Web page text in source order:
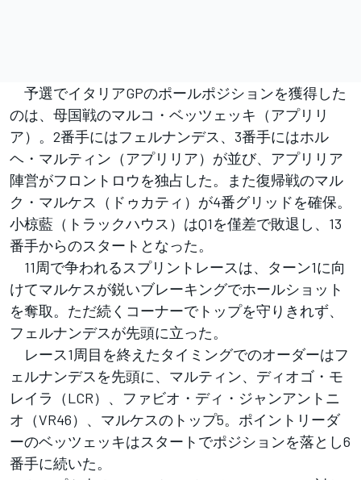
予選でイタリアGPのポールポジションを獲得した
のは、母国戦のマルコ・ベッツェッキ（アプリリ
ア）。2番手にはフェルナンデス、3番手にはホル
ヘ・マルティン（アプリリア）が並び、アプリリア
陣営がフロントロウを独占した。また復帰戦のマル
ク・マルケス（ドゥカティ）が4番グリッドを確保。
小椋藍（トラックハウス）はQ1を僅差で敗退し、13
番手からのスタートとなった。
11周で争われるスプリントレースは、ターン1に向
けてマルケスが鋭いブレーキングでホールショット
を奪取。ただ続くコーナーでトップを守りきれず、
フェルナンデスが先頭に立った。
レース1周目を終えたタイミングでのオーダーはフ
ェルナンデスを先頭に、マルティン、ディオゴ・モ
レイラ（LCR）、ファビオ・ディ・ジャンアントニ
オ（VR46）、マルケスのトップ5。ポイントリーダ
ーのベッツェッキはスタートでポジションを落とし6
番手に続いた。